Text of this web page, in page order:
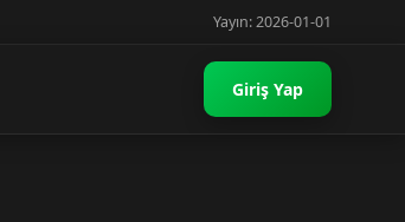
Yayın: 2026-01-01
Giriş Yap